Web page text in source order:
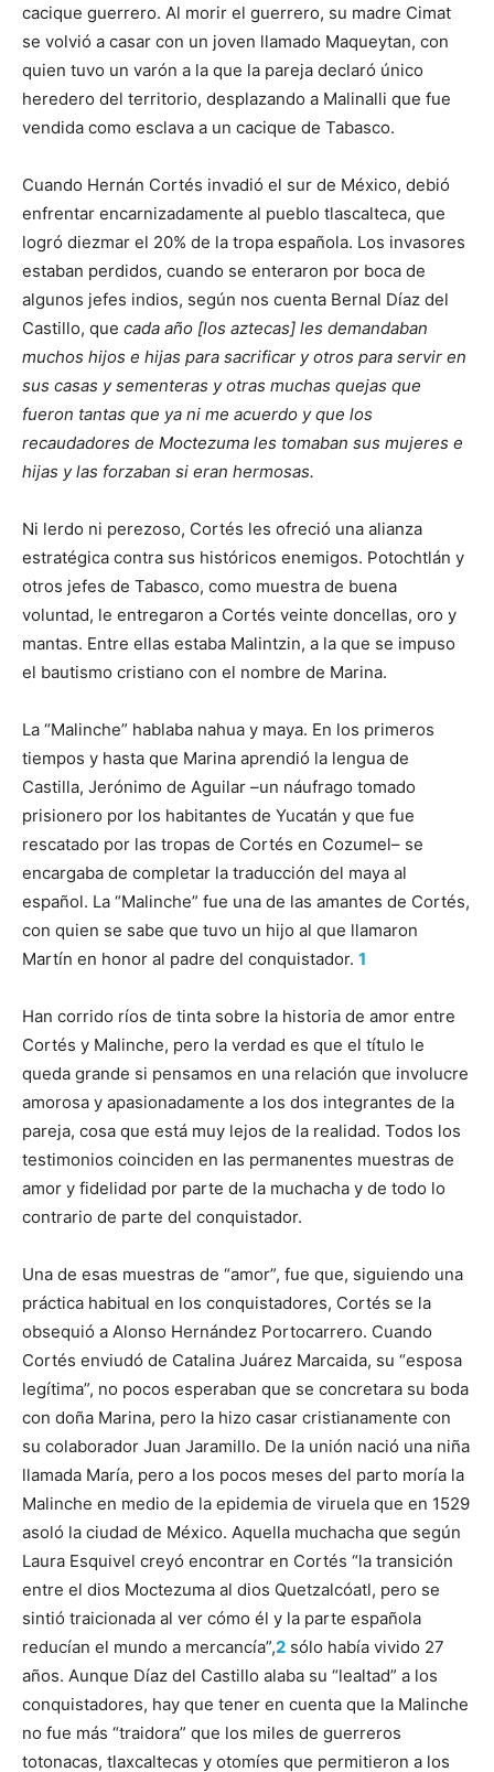
cacique guerrero. Al morir el guerrero, su madre Cimat
se volvió a casar con un joven llamado Maqueytan, con
quien tuvo un varón a la que la pareja declaró único
heredero del territorio, desplazando a Malinalli que fue
vendida como esclava a un cacique de Tabasco.
Cuando Hernán Cortés invadió el sur de México, debió
enfrentar encarnizadamente al pueblo tlascalteca, que
logró diezmar el 20% de la tropa española. Los invasores
estaban perdidos, cuando se enteraron por boca de
algunos jefes indios, según nos cuenta Bernal Díaz del
Castillo, que cada año [los aztecas] les demandaban
muchos hijos e hijas para sacrificar y otros para servir en
sus casas y sementeras y otras muchas quejas que
fueron tantas que ya ni me acuerdo y que los
recaudadores de Moctezuma les tomaban sus mujeres e
hijas y las forzaban si eran hermosas.
Ni lerdo ni perezoso, Cortés les ofreció una alianza
estratégica contra sus históricos enemigos. Potochtlán y
otros jefes de Tabasco, como muestra de buena
voluntad, le entregaron a Cortés veinte doncellas, oro y
mantas. Entre ellas estaba Malintzin, a la que se impuso
el bautismo cristiano con el nombre de Marina.
La “Malinche” hablaba nahua y maya. En los primeros
tiempos y hasta que Marina aprendió la lengua de
Castilla, Jerónimo de Aguilar –un náufrago tomado
prisionero por los habitantes de Yucatán y que fue
rescatado por las tropas de Cortés en Cozumel– se
encargaba de completar la traducción del maya al
español. La “Malinche” fue una de las amantes de Cortés,
con quien se sabe que tuvo un hijo al que llamaron
Martín en honor al padre del conquistador. 1
Han corrido ríos de tinta sobre la historia de amor entre
Cortés y Malinche, pero la verdad es que el título le
queda grande si pensamos en una relación que involucre
amorosa y apasionadamente a los dos integrantes de la
pareja, cosa que está muy lejos de la realidad. Todos los
testimonios coinciden en las permanentes muestras de
amor y fidelidad por parte de la muchacha y de todo lo
contrario de parte del conquistador.
Una de esas muestras de “amor”, fue que, siguiendo una
práctica habitual en los conquistadores, Cortés se la
obsequió a Alonso Hernández Portocarrero. Cuando
Cortés enviudó de Catalina Juárez Marcaida, su “esposa
legítima”, no pocos esperaban que se concretara su boda
con doña Marina, pero la hizo casar cristianamente con
su colaborador Juan Jaramillo. De la unión nació una niña
llamada María, pero a los pocos meses del parto moría la
Malinche en medio de la epidemia de viruela que en 1529
asoló la ciudad de México. Aquella muchacha que según
Laura Esquivel creyó encontrar en Cortés “la transición
entre el dios Moctezuma al dios Quetzalcóatl, pero se
sintió traicionada al ver cómo él y la parte española
reducían el mundo a mercancía”,2 sólo había vivido 27
años. Aunque Díaz del Castillo alaba su “lealtad” a los
conquistadores, hay que tener en cuenta que la Malinche
no fue más “traidora” que los miles de guerreros
totonacas, tlaxcaltecas y otomíes que permitieron a los